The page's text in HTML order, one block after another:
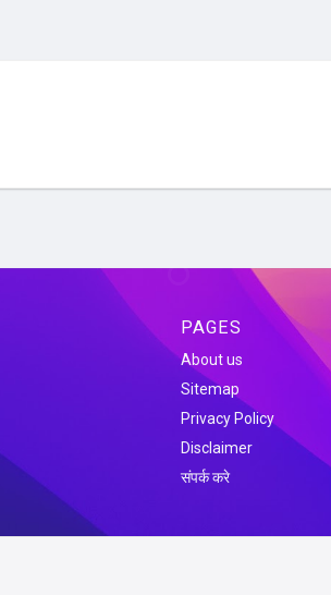
PAGES
About us
Sitemap
Privacy Policy
Disclaimer
संपर्क करे